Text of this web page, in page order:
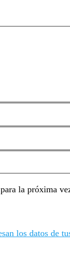
la próxima
los datos de